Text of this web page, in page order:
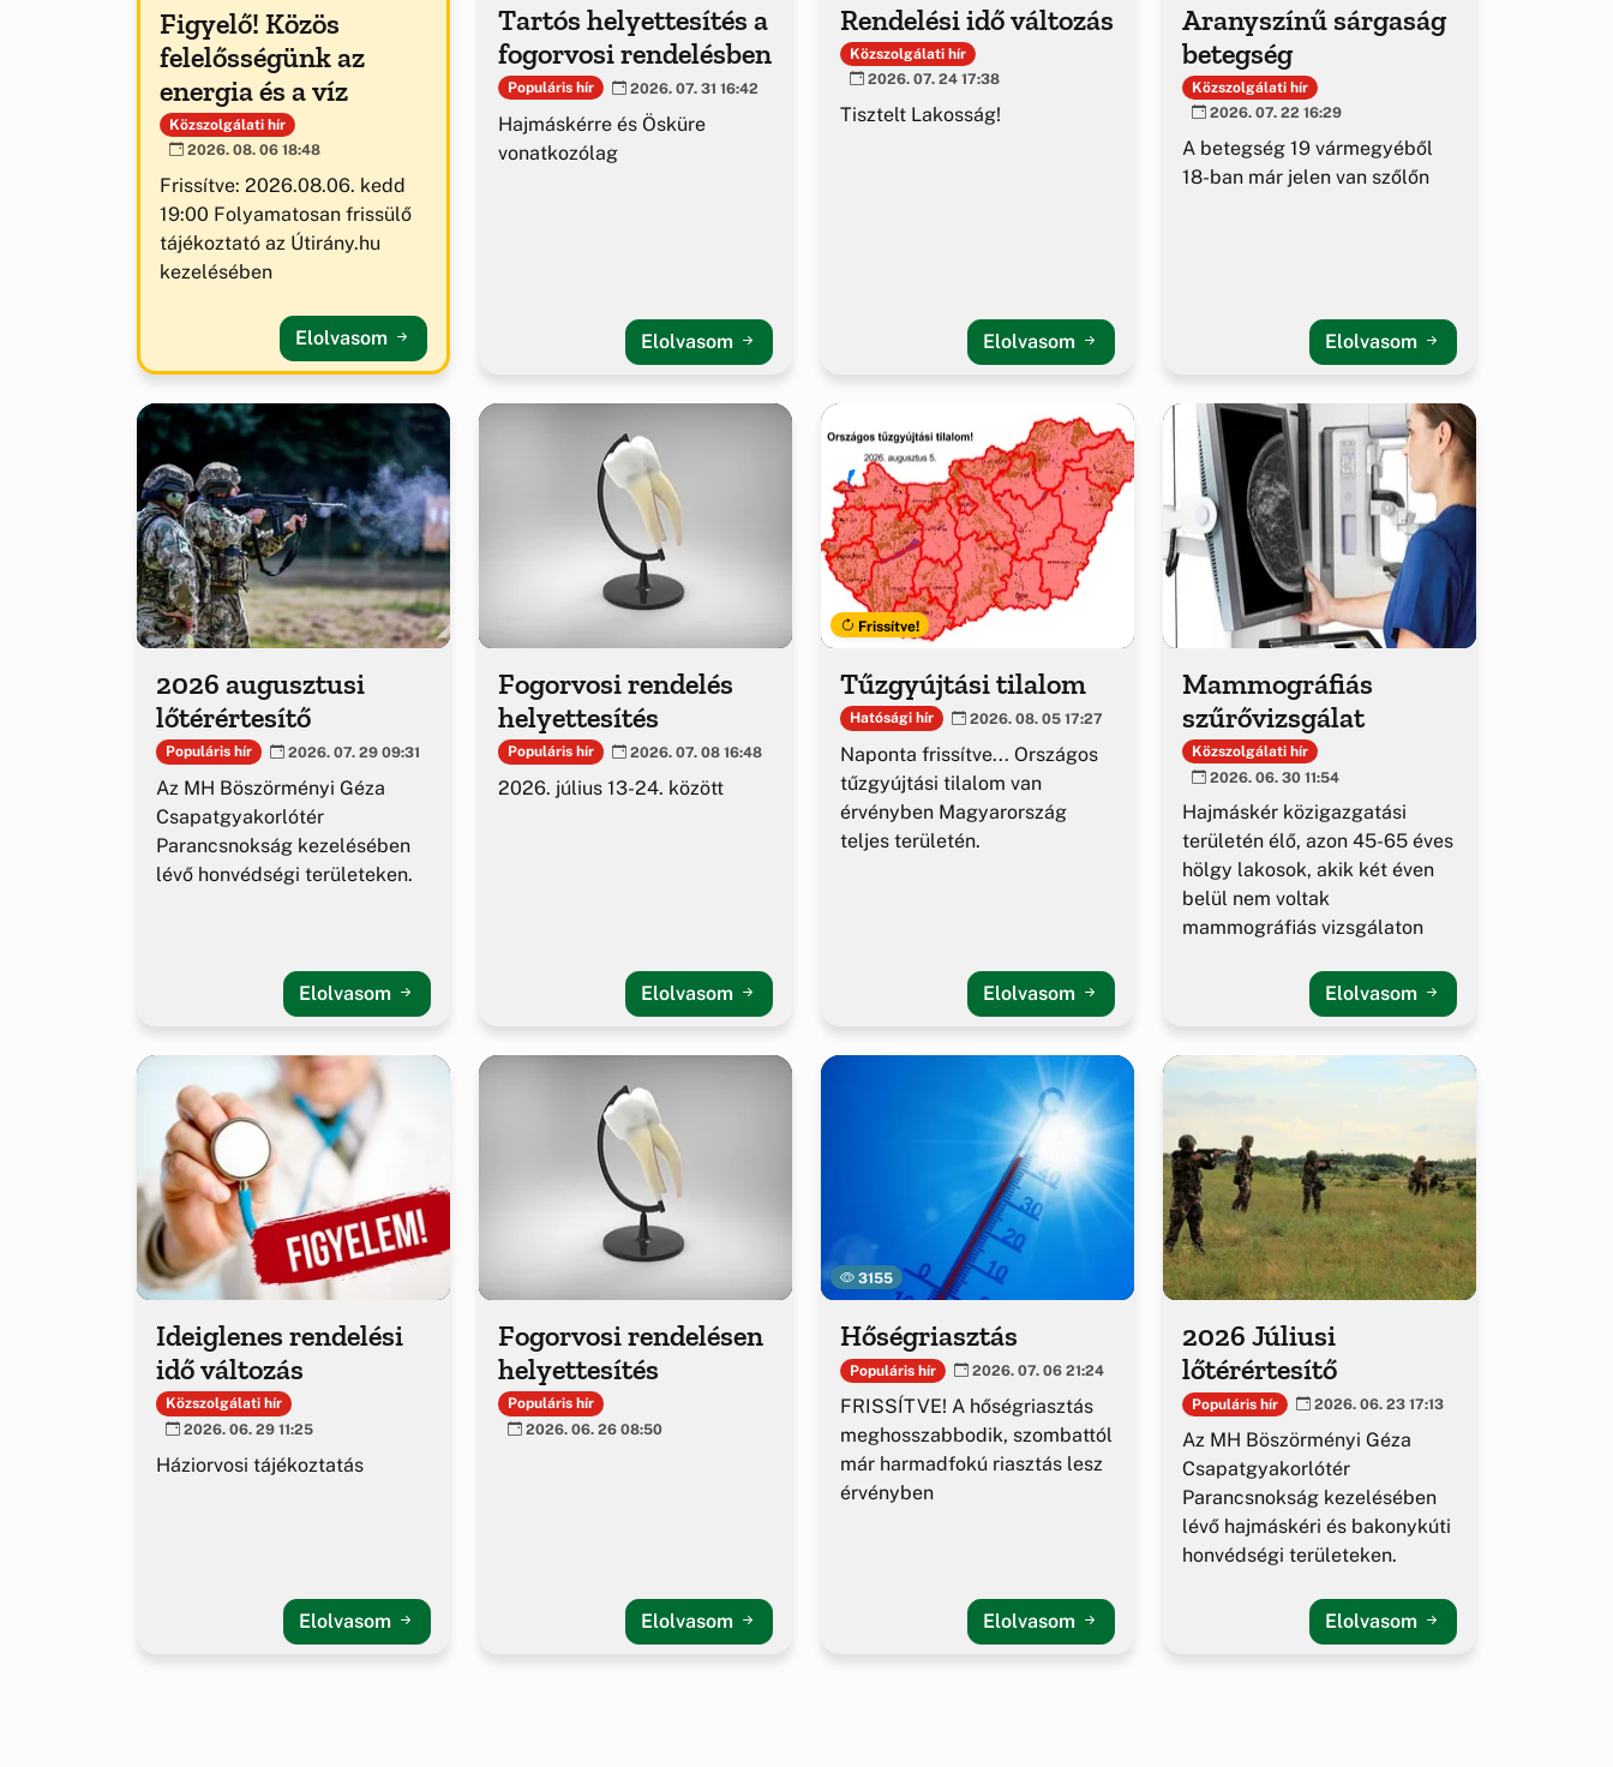
Figyelő! Közös
felelősségünk az
energia és a víz
Közszolgálati hír
2026. 08. 06 18:48
Frissítve: 2026.08.06. kedd
19:00 Folyamatosan frissülő
tájékoztató az Útirány.hu
kezelésében
Elolvasom
Tartós helyettesítés a
fogorvosi rendelésben
Populáris hír 2026. 07. 31 16:42
Hajmáskérre és Ösküre
vonatkozólag
Elolvasom
Rendelési idő változás
Közszolgálati hír
2026. 07. 24 17:38
Tisztelt Lakosság!
Elolvasom
Aranyszínű sárgaság
betegség
Közszolgálati hír
2026. 07. 22 16:29
A betegség 19 vármegyéből
18-ban már jelen van szőlőn
Elolvasom
2026 augusztusi
lőtérértesítő
Populáris hír 2026. 07. 29 09:31
Az MH Böszörményi Géza
Csapatgyakorlótér
Parancsnokság kezelésében
lévő honvédségi területeken.
Elolvasom
Fogorvosi rendelés
helyettesítés
Populáris hír 2026. 07. 08 16:48
2026. július 13-24. között
Elolvasom
Frissítve!
Tűzgyújtási tilalom
Hatósági hír 2026. 08. 05 17:27
Naponta frissítve... Országos
tűzgyújtási tilalom van
érvényben Magyarország
teljes területén.
Elolvasom
Mammográfiás
szűrővizsgálat
Közszolgálati hír
2026. 06. 30 11:54
Hajmáskér közigazgatási
területén élő, azon 45-65 éves
hölgy lakosok, akik két éven
belül nem voltak
mammográfiás vizsgálaton
Elolvasom
Ideiglenes rendelési
idő változás
Közszolgálati hír
2026. 06. 29 11:25
Háziorvosi tájékoztatás
Elolvasom
Fogorvosi rendelésen
helyettesítés
Populáris hír
2026. 06. 26 08:50
Elolvasom
3155
Hőségriasztás
Populáris hír 2026. 07. 06 21:24
FRISSÍTVE! A hőségriasztás
meghosszabbodik, szombattól
már harmadfokú riasztás lesz
érvényben
Elolvasom
2026 Júliusi
lőtérértesítő
Populáris hír 2026. 06. 23 17:13
Az MH Böszörményi Géza
Csapatgyakorlótér
Parancsnokság kezelésében
lévő hajmáskéri és bakonykúti
honvédségi területeken.
Elolvasom